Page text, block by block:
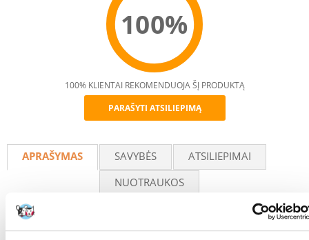
100%
Recommend
100% KLIENTAI REKOMENDUOJA ŠĮ PRODUKTĄ
PARAŠYTI ATSILIEPIMĄ
APRAŠYMAS SAVYBĖS
ATSILIEPIMAI
NUOTRAUKOS